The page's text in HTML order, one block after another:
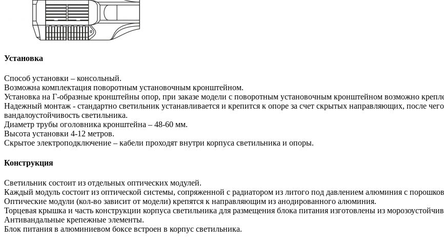
Установка
Способ установки – консольный.
Возможна комплектация поворотным установочным кронштейном.
Установка на Г-образные кронштейны опор, при заказе модели с поворотным установочным кронштейном возможно
Надежный монтаж - стандартно светильник устанавливается и крепится к опоре за счет скрытых направляющих, после
вандалоустойчивость светильника.
Диаметр трубы оголовника кронштейна – 48-60 мм.
Высота установки 4-12 метров.
Скрытое электроподключение – кабели проходят внутри корпуса светильника и опоры.
Конструкция
Светильник состоит из отдельных оптических модулей.
Каждый модуль состоит из оптической системы, сопряженной с радиатором из литого под давлением алюминия с
Оптические модули (кол-во зависит от модели) крепятся к направляющим из анодированного алюминия.
Торцевая крышка и часть конструкции корпуса светильника для размещения блока питания изготовлены из
Антивандальные крепежные элементы.
Блок питания в алюминиевом боксе встроен в корпус светильника.